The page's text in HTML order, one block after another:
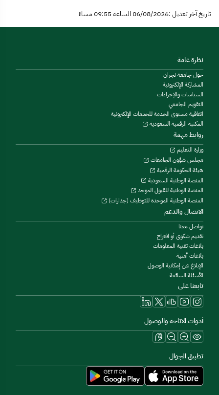
تاريخ آخر تعديل :06/08/2026 الساعة 09:55 مساءً
نظرة عامة
حول جامعة نجران
المشاركة الإلكترونية
السياسات والإجراءات
التقويم الجامعي
اتفاقية مستوى الخدمة للخدمات الإلكترونية
المكتبة الرقمية السعودية
روابط مهمة
وزارة التعليم
مجلس شؤون الجامعات
هيئة الحكومة الرقمية
المنصة الوطنية السعودية
المنصة الوطنية للقبول الموحد
المنصة الوطنية الموحدة للتوظيف (جدارات)
الاتصال والدعم
تواصل معنا
تقديم شكوى أو اقتراح
بلاغات تقنية المعلومات
بلاغات أمنية
الإبلاغ عن إمكانية الوصول
الأسئلة الشائعة
تابعنا على
أدوات الاتاحة والوصول
تطبيق الجوال